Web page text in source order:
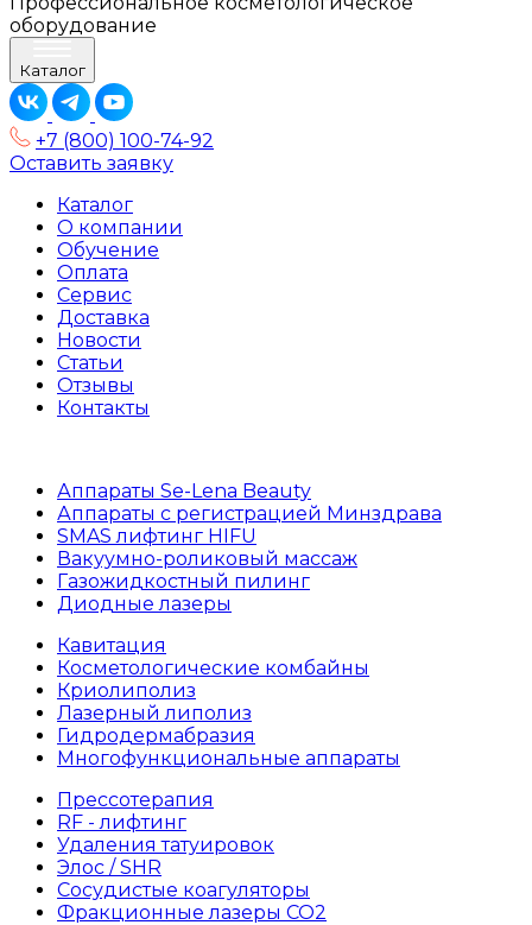
оборудование
Каталог
+7 (800) 100-74-92
Оставить заявку
Каталог
О компании
Обучение
Оплата
Сервис
Доставка
Новости
Статьи
Отзывы
Контакты
Аппараты Se-Lena Beauty
Аппараты с регистрацией Минздрава
SMAS лифтинг HIFU
Вакуумно-роликовый массаж
Газожидкостный пилинг
Диодные лазеры
Кавитация
Косметологические комбайны
Криолиполиз
Лазерный липолиз
Гидродермабразия
Многофункциональные аппараты
Прессотерапия
RF - лифтинг
Удаления татуировок
Элос / SHR
Сосудистые коагуляторы
Фракционные лазеры СО2